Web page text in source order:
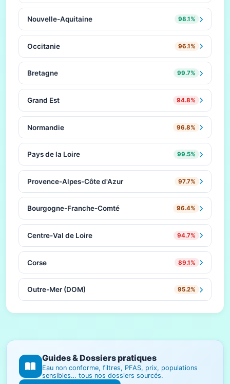
Nouvelle-Aquitaine 98.1%
Occitanie 96.1%
Bretagne 99.7%
Grand Est 94.8%
Normandie 96.8%
Pays de la Loire 99.5%
Provence-Alpes-Côte d'Azur 97.7%
Bourgogne-Franche-Comté 96.4%
Centre-Val de Loire 94.7%
Corse 89.1%
Outre-Mer (DOM) 95.2%
Guides & Dossiers pratiques
Eau non conforme, filtres, PFAS, prix, populations
sensibles… tous nos dossiers sourcés.